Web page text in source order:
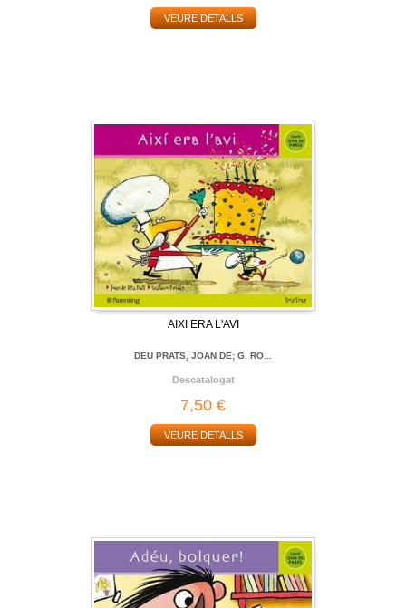
VEURE DETALLS
AIXI ERA L'AVI
DEU PRATS, JOAN DE; G. RO...
Descatalogat
7,50 €
VEURE DETALLS